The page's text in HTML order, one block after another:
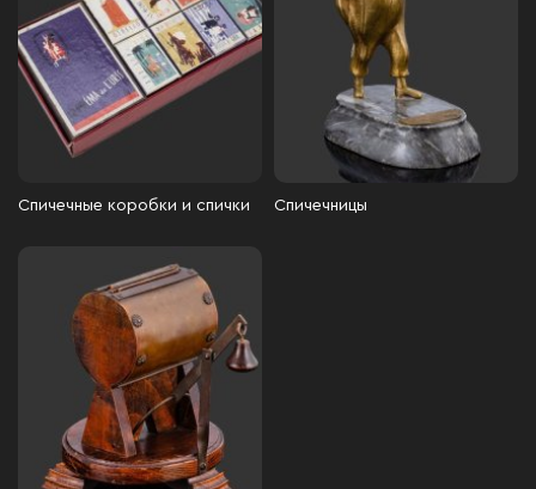
Спичечные коробки и спички Спичечницы